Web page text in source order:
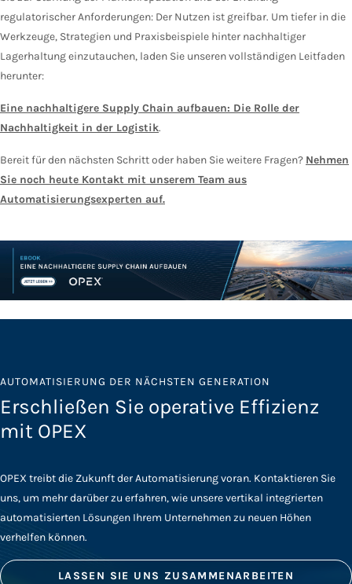
regulatorischer Anforderungen: Der Nutzen ist greifbar. Um tiefer in die
Werkzeuge, Strategien und Praxisbeispiele hinter nachhaltiger
Lagerhaltung einzutauchen, laden Sie unseren vollständigen Leitfaden
herunter:
Eine nachhaltigere Supply Chain aufbauen: Die Rolle der
Nachhaltigkeit in der Logistik.
Bereit für den nächsten Schritt oder haben Sie weitere Fragen? Nehmen
Sie noch heute Kontakt mit unserem Team aus
Automatisierungsexperten auf.
AUTOMATISIERUNG DER NÄCHSTEN GENERATION
Erschließen Sie operative Effizienz
mit OPEX
OPEX treibt die Zukunft der Automatisierung voran. Kontaktieren Sie
uns, um mehr darüber zu erfahren, wie unsere vertikal integrierten
automatisierten Lösungen Ihrem Unternehmen zu neuen Höhen
verhelfen können.
LASSEN SIE UNS ZUSAMMENARBEITEN